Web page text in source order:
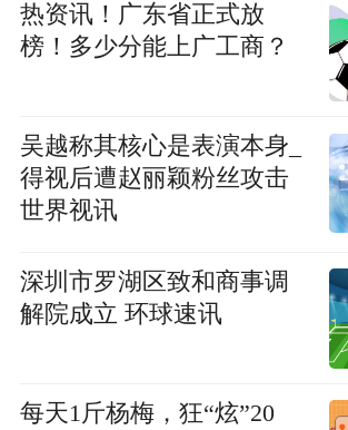
热资讯！广东省正式放
榜！多少分能上广工商？
吴越称其核心是表演本身_
得视后遭赵丽颖粉丝攻击
世界视讯
深圳市罗湖区致和商事调
解院成立 环球速讯
每天1斤杨梅，狂“炫”20